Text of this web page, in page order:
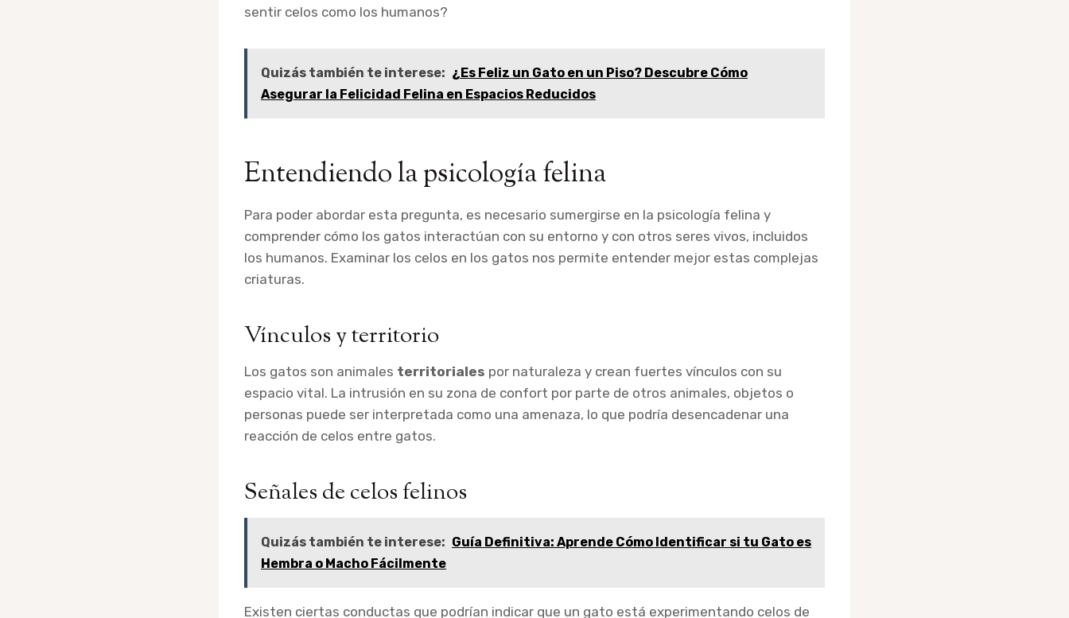
sentir celos como los humanos?
Quizás también te interese: ¿Es Feliz un Gato en un Piso? Descubre Cómo
Asegurar la Felicidad Felina en Espacios Reducidos
Entendiendo la psicología felina
Para poder abordar esta pregunta, es necesario sumergirse en la psicología felina y
comprender cómo los gatos interactúan con su entorno y con otros seres vivos, incluidos
los humanos. Examinar los celos en los gatos nos permite entender mejor estas complejas
criaturas.
Vínculos y territorio
Los gatos son animales territoriales por naturaleza y crean fuertes vínculos con su
espacio vital. La intrusión en su zona de confort por parte de otros animales, objetos o
personas puede ser interpretada como una amenaza, lo que podría desencadenar una
reacción de celos entre gatos.
Señales de celos felinos
Quizás también te interese: Guía Definitiva: Aprende Cómo Identificar si tu Gato es
Hembra o Macho Fácilmente
Existen ciertas conductas que podrían indicar que un gato está experimentando celos de